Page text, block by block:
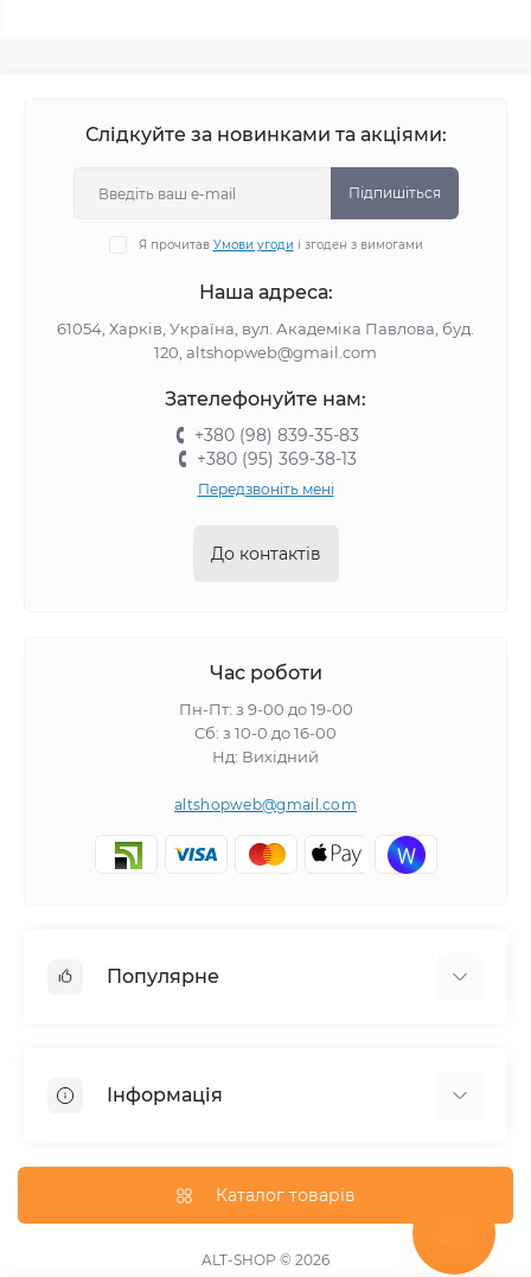
Слідкуйте за новинками та акціями:
Підпишіться
Я прочитав Умови угоди і згоден з вимогами
Наша адреса:
61054, Харків, Україна, вул. Академіка Павлова, буд.
120, altshopweb@gmail.com
Зателефонуйте нам:
+380 (98) 839-35-83
+380 (95) 369-38-13
Передзвоніть мені
До контактів
Час роботи
Пн-Пт: з 9-00 до 19-00
Сб: з 10-0 до 16-00
Нд: Вихідний
altshopweb@gmail.com
Популярне
Відпочинок, туризм
Товари для автомобілів
Інформація
Умови повернення
Зворотній зв'язок
Каталог товарів
ALT-SHOP © 2026